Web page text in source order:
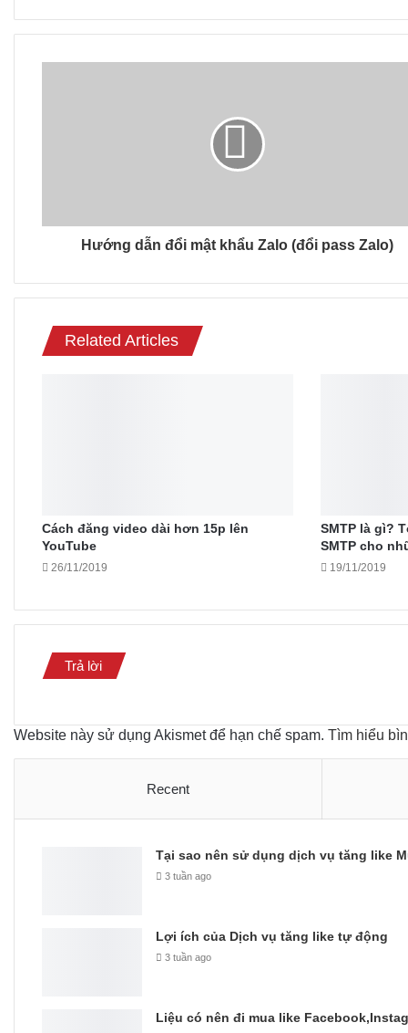
Hướng dẫn đổi mật khẩu Zalo (đổi pass Zalo)
Related Articles
Cách đăng video dài hơn 15p lên
YouTube
26/11/2019
SMTP là gì?
SMTP cho
19/11/2019
Trả lời
Website này sử dụng Akismet để hạn chế spam. Tìm hiểu
Recent
Tại sao nên sử dụng dịch vụ tăng like
3 tuần ago
Lợi ích của Dịch vụ tăng like tự động
3 tuần ago
Liệu có nên đi mua like